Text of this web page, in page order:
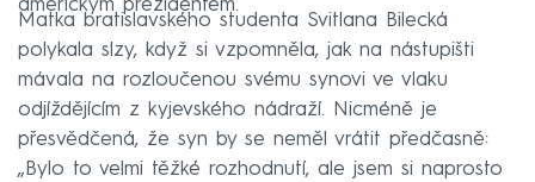
americkým prezidentem.
Matka bratislavského studenta Svitlana Bilecká
polykala slzy, když si vzpomněla, jak na nástupišti
mávala na rozloučenou svému synovi ve vlaku
odjíždějícím z kyjevského nádraží. Nicméně je
přesvědčená, že syn by se neměl vrátit předčasně:
„Bylo to velmi těžké rozhodnutí, ale jsem si naprosto